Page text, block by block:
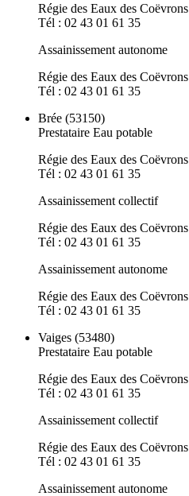
Régie des Eaux des Coëvrons
Tél : 02 43 01 61 35
Assainissement autonome
Régie des Eaux des Coëvrons
Tél : 02 43 01 61 35
Brée (53150)
Prestataire Eau potable
Régie des Eaux des Coëvrons
Tél : 02 43 01 61 35
Assainissement collectif
Régie des Eaux des Coëvrons
Tél : 02 43 01 61 35
Assainissement autonome
Régie des Eaux des Coëvrons
Tél : 02 43 01 61 35
Vaiges (53480)
Prestataire Eau potable
Régie des Eaux des Coëvrons
Tél : 02 43 01 61 35
Assainissement collectif
Régie des Eaux des Coëvrons
Tél : 02 43 01 61 35
Assainissement autonome